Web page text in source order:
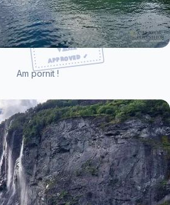
Am pornit !